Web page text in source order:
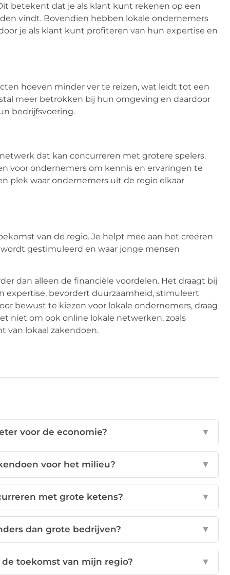
betekent dat je als klant kunt rekenen op een
vindt. Bovendien hebben lokale ondernemers
je als klant kunt profiteren van hun expertise en
hoeven minder ver te reizen, wat leidt tot een
meer betrokken bij hun omgeving en daardoor
bedrijfsvoering.
dat kan concurreren met grotere spelers.
voor ondernemers om kennis en ervaringen te
plek waar ondernemers uit de regio elkaar
van de regio. Je helpt mee aan het creëren
gestimuleerd en waar jonge mensen
dan alleen de financiële voordelen. Het draagt bij
expertise, bevordert duurzaamheid, stimuleert
bewust te kiezen voor lokale ondernemers, draag
niet om ook online lokale netwerken, zoals
van lokaal zakendoen.
voor de economie? ▼
voor het milieu? ▼
met grote ketens? ▼
dan grote bedrijven? ▼
toekomst van mijn regio? ▼